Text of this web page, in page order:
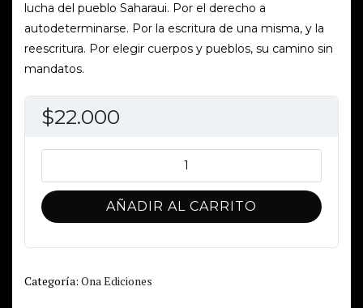
lucha del pueblo Saharaui. Por el derecho a
autodeterminarse. Por la escritura de una misma, y la
reescritura. Por elegir cuerpos y pueblos, su camino sin
mandatos.
$22.000
Seiba
cantidad
AÑADIR AL CARRITO
Categoría: Ona Ediciones